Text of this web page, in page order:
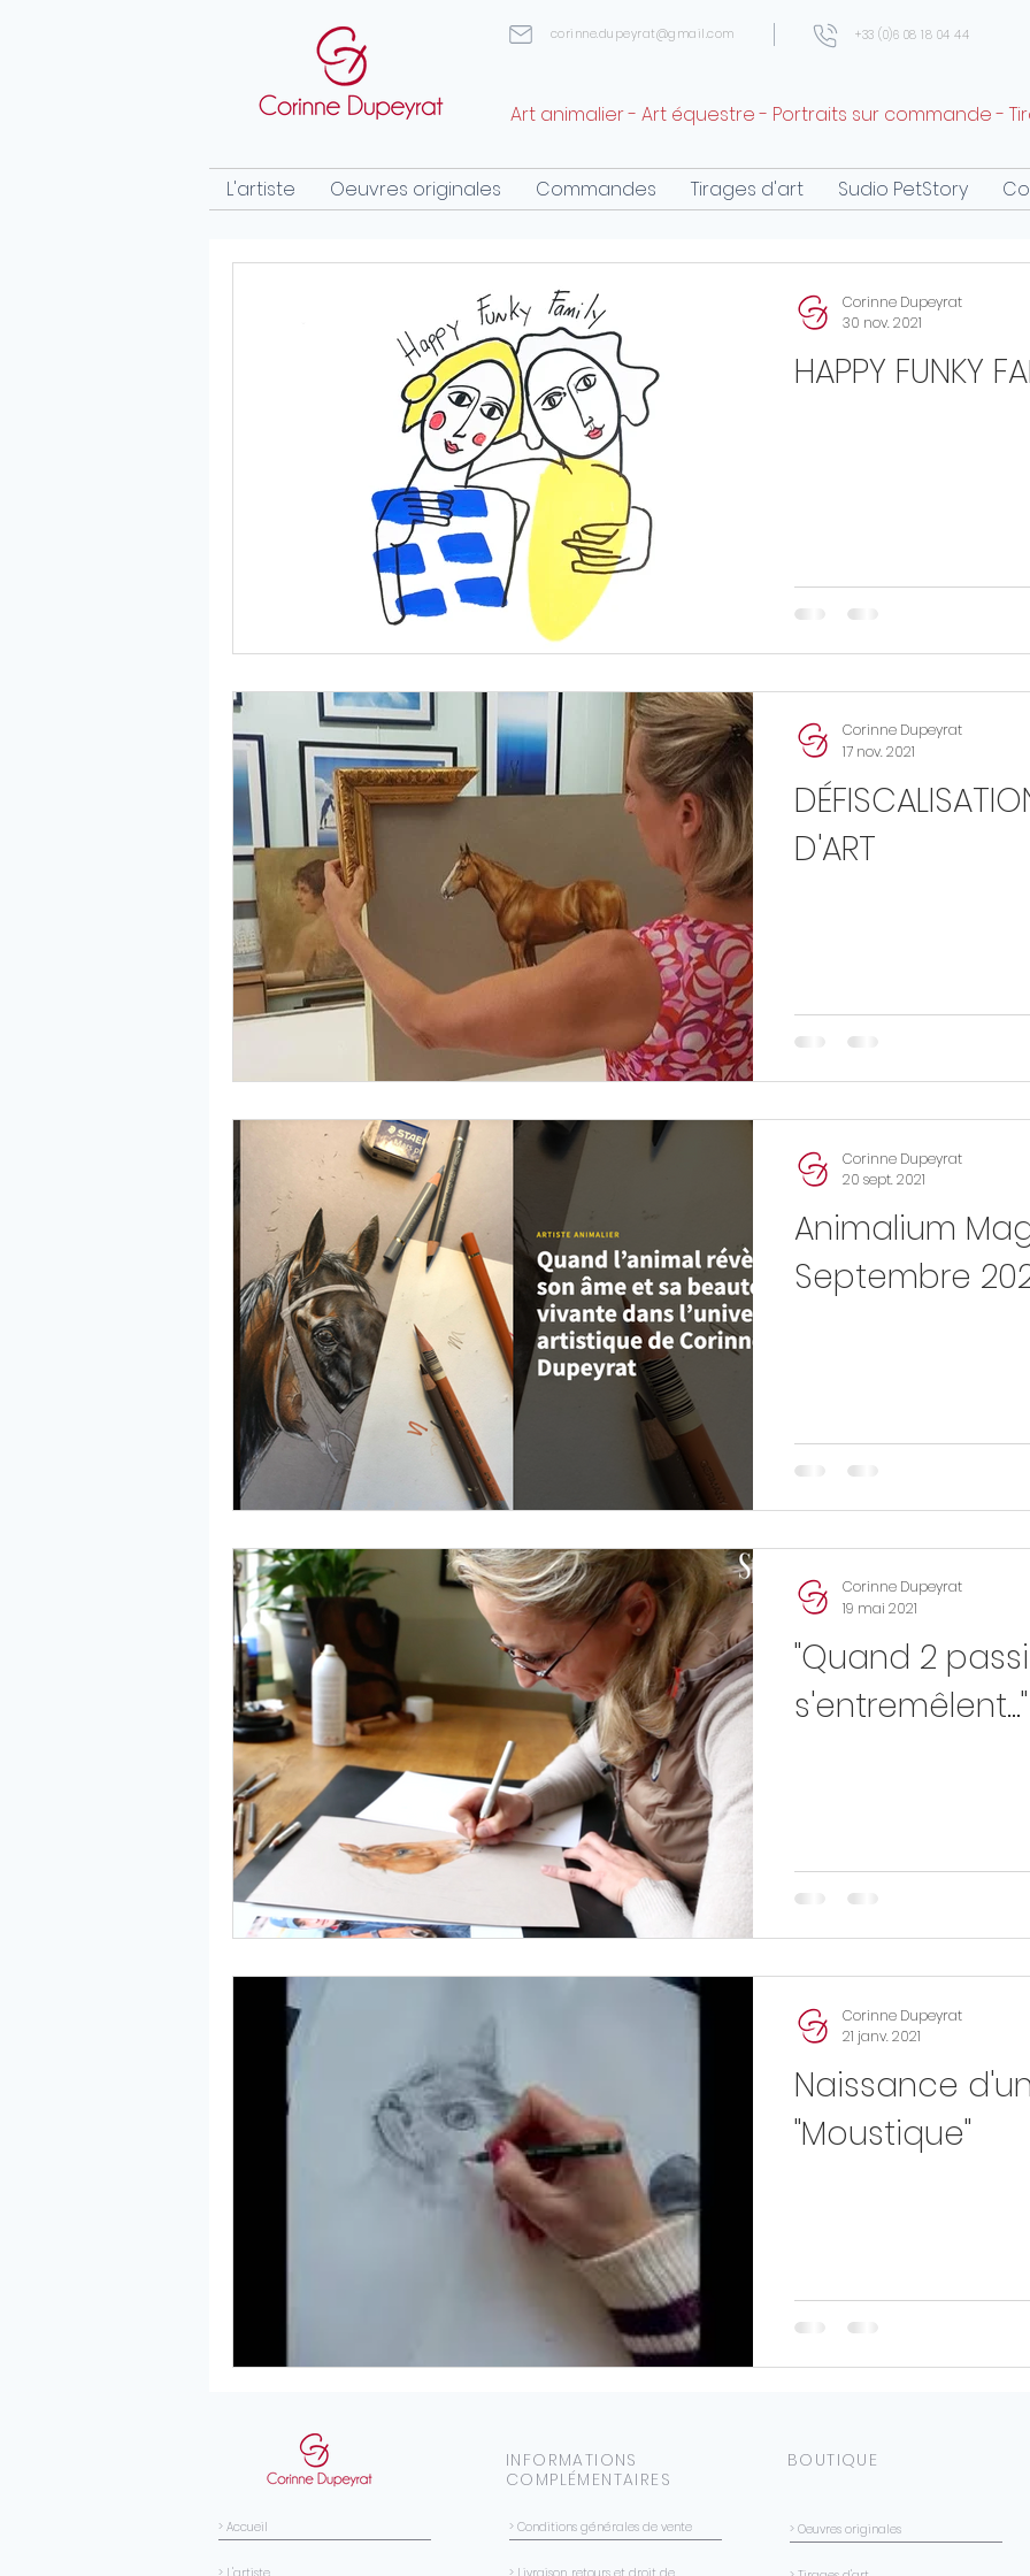
corinne.dupeyrat@gmail.com +33 (0)6 08 18 04 44
Art animalier - Art équestre - Portraits sur commande -
L'artiste Oeuvres originales Commandes Tirages d'art Sudio PetStory
HAPPY FUNKY
Corinne Dupeyrat
30 nov. 2021
D'ART
Corinne Dupeyrat
17 nov. 2021
Animalium
Septembre
Corinne Dupeyrat
20 sept. 2021
"Quand 2
s'entremêlent..."
Corinne Dupeyrat
19 mai 2021
Naissance
"Moustique"
Corinne Dupeyrat
21 janv. 2021
> Accueil
INFORMATIONS
COMPLÉMENTAIRES
BOUTIQUE
> Conditions générales de vente > Oeuvres originales